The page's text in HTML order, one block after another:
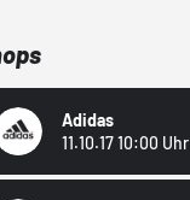
Adidas
11.10.17 10:00 Uhr